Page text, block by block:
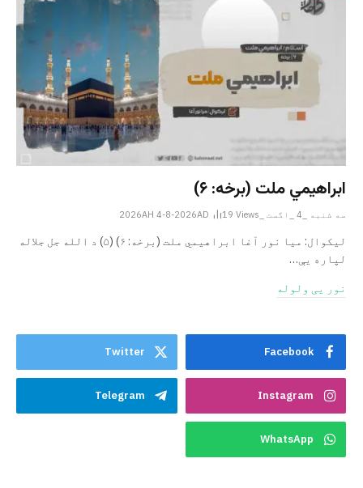
ابراهيمي ملت (برخه: ۶)
سه شنبه _4 _اگست _2026AH 4-8-2026AD 19 Views
ليکوال: میا نور آغا ابراهيمي ملت (برخه: ۶) (۵) د الله جل جلاله
لپاره یې…
نور یی ولوله
Facebook
Twitter
Instagram
Telegram
WhatsApp